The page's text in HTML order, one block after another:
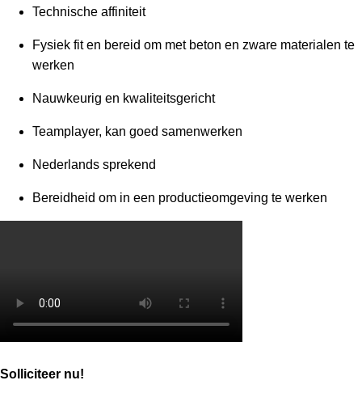
Technische affiniteit
Fysiek fit en bereid om met beton en zware materialen te
werken
Nauwkeurig en kwaliteitsgericht
Teamplayer, kan goed samenwerken
Nederlands sprekend
Bereidheid om in een productieomgeving te werken
Solliciteer nu!